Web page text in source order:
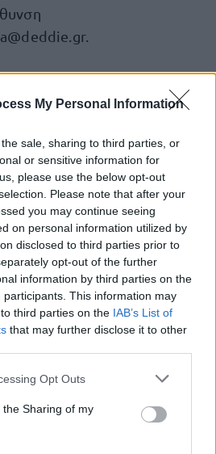
My Personal Information
sale, sharing to third parties, or
or sensitive information for
please use the below opt-out
Please note that after your
you may continue seeing
on personal information utilized by
disclosed to third parties prior to
opt-out of the further
information by third parties on the
participants. This information may
third parties on the IAB’s List of
that may further disclose it to other
app uses one or more Google
usage behaviour. You may click to
Google and its third-party tags to
purposes in below Google
Opt Outs
Sharing of my
.
Αγγλικών σε
χέρια σας
η πιο Εύκολη